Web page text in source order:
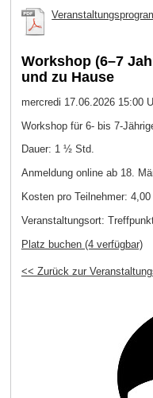
Workshop (6–7
und zu Hause
mercredi 17.06.2026 15:00
Workshop für 6- bis 7-
Dauer: 1 ½ Std.
Anmeldung online ab 18.
Kosten pro Teilnehmer: 4,00
Veranstaltungsort:
Platz buchen (4 verfügbar)
<< Zurück zur